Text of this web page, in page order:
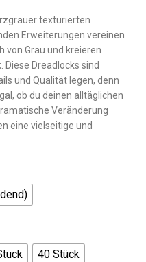
texturierten
Erweiterungen vereinen
von Grau und kreieren
Dreadlocks sind
und Qualität legen, denn
ob du deinen alltäglichen
Veränderung
eine vielseitige und
40 Stück